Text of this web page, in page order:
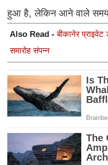
हुआ है, लेकिन आने वाले समय
Also Read -बीकानेर
समारोह संपन्न